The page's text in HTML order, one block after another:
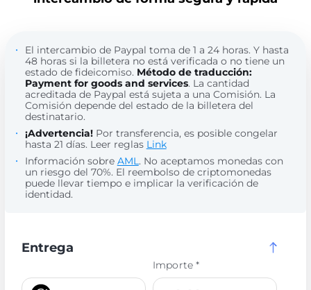
El intercambio de Paypal toma de 1 a 24 horas. Y hasta
48 horas si la billetera no está verificada o no tiene un
estado de fideicomiso. Método de traducción:
Payment for goods and services. La cantidad
acreditada de Paypal está sujeta a una Comisión. La
Comisión depende del estado de la billetera del
destinatario.
¡Advertencia!Por transferencia, es posible congelar
hasta 21 días. Leer reglas Link
Información sobre AML. No aceptamos monedas con
un riesgo del 70%. El reembolso de criptomonedas
puede llevar tiempo e implicar la verificación de
identidad.
Entrega
Importe *